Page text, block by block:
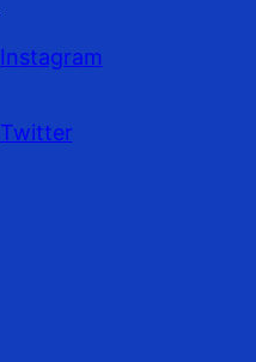
Instagram
Twitter